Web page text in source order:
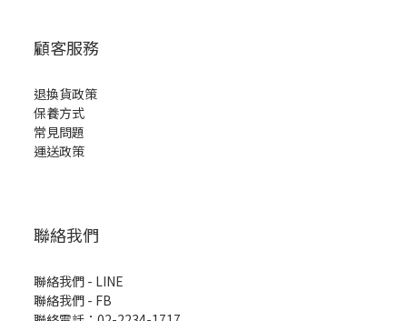
顧客服務
退換貨政策
保養方式
常見問題
運送政策
聯絡我們
聯絡我們 - LINE
聯絡我們 - FB